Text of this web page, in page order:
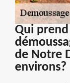
Qui
de Notre
environs?